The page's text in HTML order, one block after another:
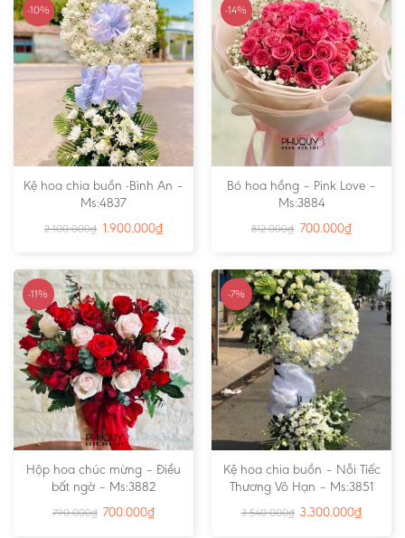
-10%
Kệ hoa chia buồn -Bình An –
Ms:4837
2.100.000₫ 1.900.000₫
-14%
Bó hoa hồng – Pink Love –
Ms:3884
812.000₫ 700.000₫
-11%
Hộp hoa chúc mừng – Điều
bất ngờ – Ms:3882
790.000₫ 700.000₫
-7%
Kệ hoa chia buồn – Nỗi Tiếc
Thương Vô Hạn – Ms:3851
3.540.000₫ 3.300.000₫